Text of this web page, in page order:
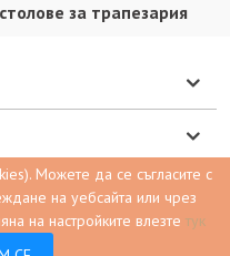
за трапезария
Можете да се съгласите с
на уебсайта или чрез
на настройките влезте тук